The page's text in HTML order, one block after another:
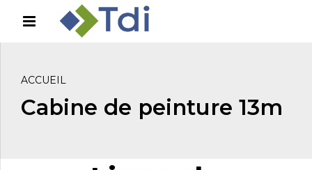
ACCUEIL
Cabine de peinture 13m